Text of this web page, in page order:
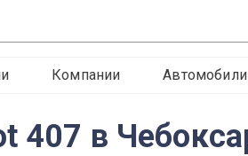
Компании
407 в